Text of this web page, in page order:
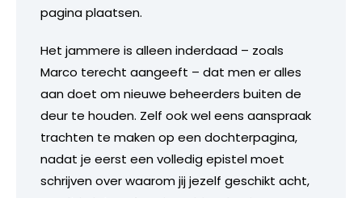
pagina plaatsen.
Het jammere is alleen inderdaad – zoals
Marco terecht aangeeft – dat men er alles
aan doet om nieuwe beheerders buiten de
deur te houden. Zelf ook wel eens aanspraak
trachten te maken op een dochterpagina,
nadat je eerst een volledig epistel moet
schrijven over waarom jij jezelf geschikt acht,